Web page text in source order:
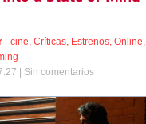
- cine Críticas Estrenos Online
| Sin comentarios